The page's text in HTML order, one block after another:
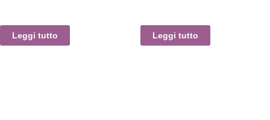
Leggi tutto Leggi tutto